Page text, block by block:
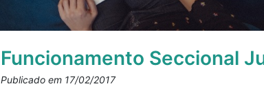
Funcionamento Seccional
Publicado em 17/02/2017